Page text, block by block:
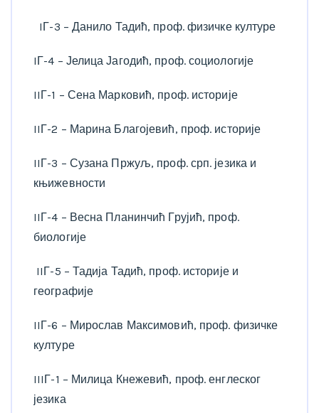
IГ-3 – Данило Тадић, проф. физичке културе
IГ-4 – Јелица Јагодић, проф. социологије
IIГ-1 – Сена Марковић, проф. историје
IIГ-2 – Марина Благојевић, проф. историје
IIГ-3 – Сузана Пржуљ, проф. срп. језика и
књижевности
IIГ-4 – Весна Планинчић Грујић, проф.
биологије
IIГ-5 – Тадија Тадић, проф. историје и
географије
IIГ-6 – Мирослав Максимовић, проф. физичке
културе
IIIГ-1 – Милица Кнежевић, проф. енглеског
језика